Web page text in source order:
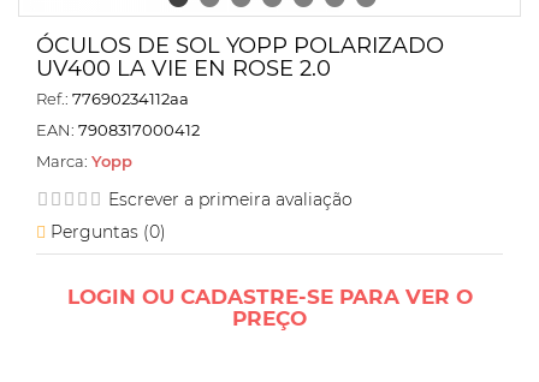
ÓCULOS DE SOL YOPP POLARIZADO
UV400 LA VIE EN ROSE 2.0
Ref.: 77690234112aa
EAN: 7908317000412
Marca: Yopp
Escrever a primeira avaliação
Perguntas (0)
LOGIN OU CADASTRE-SE PARA VER O
PREÇO